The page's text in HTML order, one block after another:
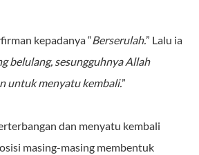
kepadanya “Berserulah.” Lalu ia
belulang, sesungguhnya Allah
untuk menyatu kembali.”
dan menyatu kembali
masing-masing membentuk